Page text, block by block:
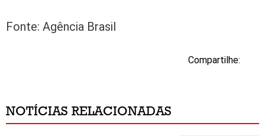
Fonte: Agência Brasil
Compartilhe:
NOTÍCIAS RELACIONADAS